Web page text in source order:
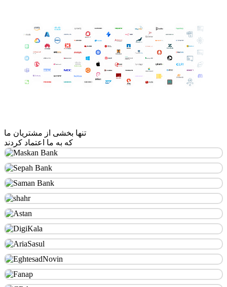
تنها بخشی از مشتریان ما
که به ما اعتماد کردند